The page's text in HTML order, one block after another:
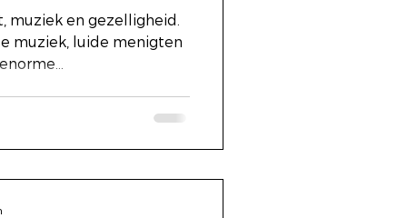
muziek en gezelligheid.
muziek, luide menigten